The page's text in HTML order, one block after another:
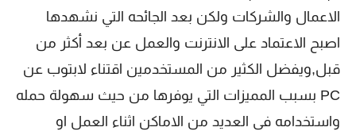
الاعمال والشركات ولكن بعد الجائحه التي نشهدها
اصبح الاعتماد على الانترنت والعمل عن بعد أكثر من
قبل,ويفضل الكثير من المستخدمين اقتناء لابتوب عن
PC بسبب المميزات التي يوفرها من حيث سهولة حمله
واستخدامه فى العديد من الاماكن اثناء العمل او